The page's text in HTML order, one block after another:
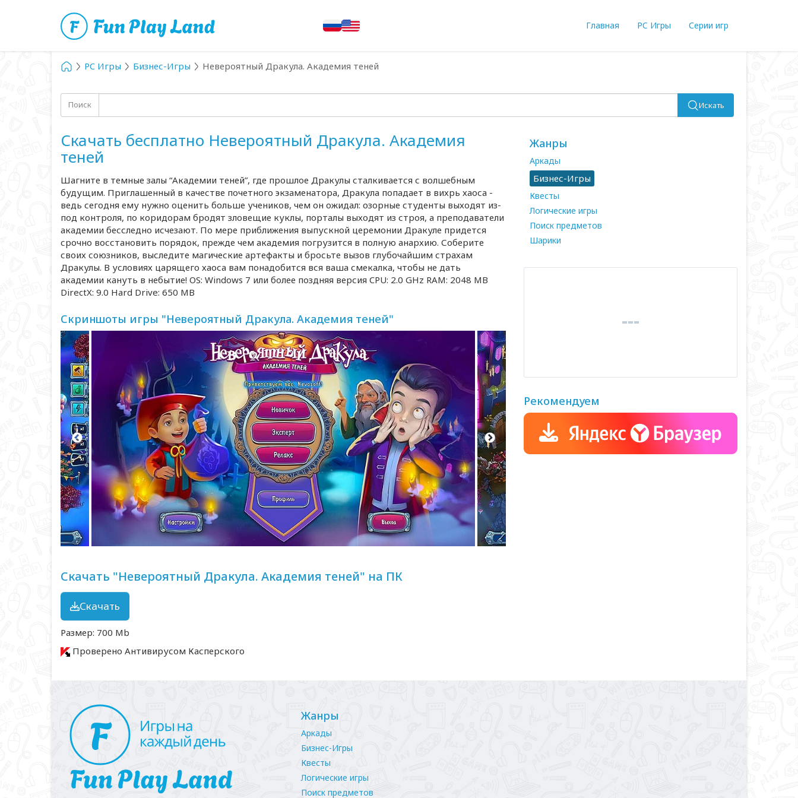
Главная PC Игры Серии игр
PC Игры Бизнес-Игры Невероятный Дракула. Академия теней
Поиск Искать
Скачать бесплатно Невероятный Дракула. Академия
теней
Шагните в темные залы “Академии теней”, где прошлое Дракулы сталкивается с волшебным
будущим. Приглашенный в качестве почетного экзаменатора, Дракула попадает в вихрь хаоса -
ведь сегодня ему нужно оценить больше учеников, чем он ожидал: озорные студенты выходят из-
под контроля, по коридорам бродят зловещие куклы, порталы выходят из строя, а преподаватели
академии бесследно исчезают. По мере приближения выпускной церемонии Дракуле придется
срочно восстановить порядок, прежде чем академия погрузится в полную анархию. Соберите
своих союзников, выследите магические артефакты и бросьте вызов глубочайшим страхам
Дракулы. В условиях царящего хаоса вам понадобится вся ваша смекалка, чтобы не дать
академии кануть в небытие! OS: Windows 7 или более поздняя версия CPU: 2.0 GHz RAM: 2048 MB
DirectX: 9.0 Hard Drive: 650 MB
Скриншоты игры "Невероятный Дракула. Академия теней"
Скачать "Невероятный Дракула. Академия теней" на ПК
Скачать
Размер: 700 Mb
Проверено Антивирусом Касперского
Жанры
Аркады
Бизнес-Игры
Квесты
Логические игры
Поиск предметов
Шарики
Рекомендуем
Жанры
Аркады
Бизнес-Игры
Квесты
Логические игры
Поиск предметов